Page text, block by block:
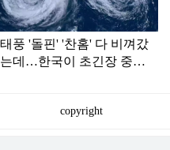
태풍 '돌핀' '찬홈' 다 비껴갔
는데…한국이 초긴장 중인
copyright